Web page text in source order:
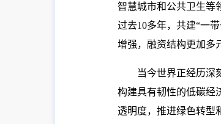
智慧城市和公共卫生等
过去10多年，共建“一
增强，融资结构更加多
当今世界正经历深
构建具有韧性的低碳经
透明度，推进绿色转型